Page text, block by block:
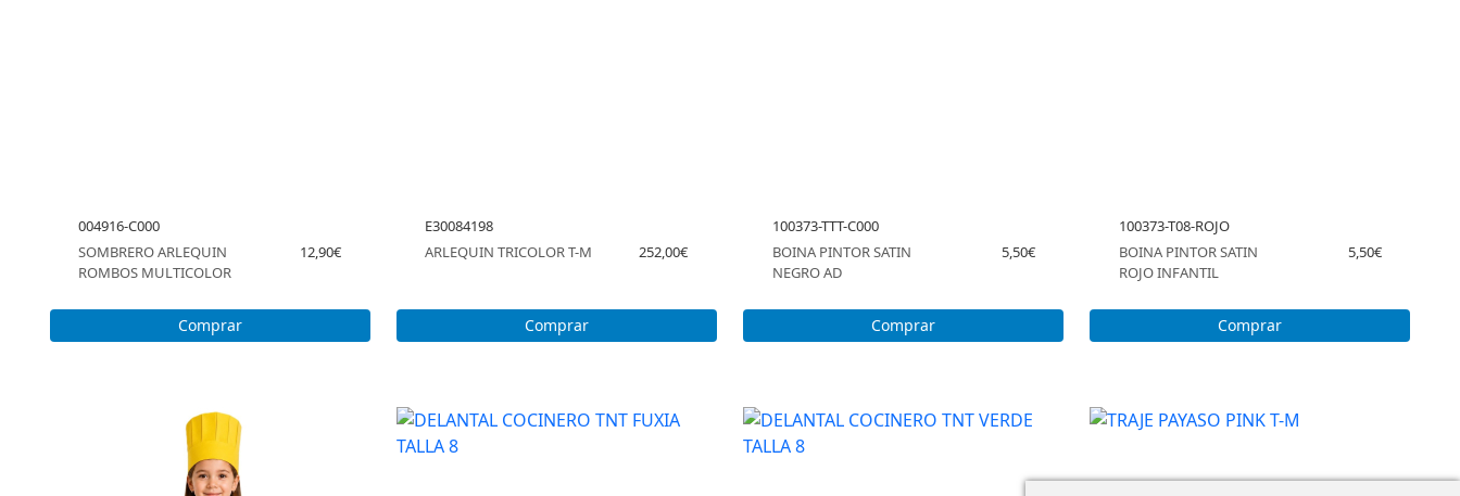
004916-C000
SOMBRERO ARLEQUIN
ROMBOS MULTICOLOR
12,90€
Comprar
E30084198
ARLEQUIN TRICOLOR T-M
252,00€
Comprar
100373-TTT-C000
BOINA PINTOR SATIN
NEGRO AD
5,50€
Comprar
100373-T08-ROJO
BOINA PINTOR SATIN
ROJO INFANTIL
5,50€
Comprar